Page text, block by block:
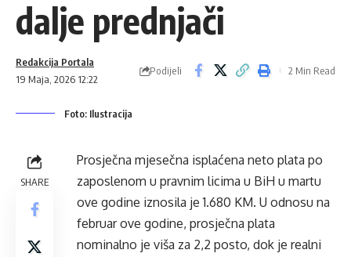
dalje prednjači
19 Maja, 2026 12:22
Redakcija Portala
Podijeli 2 Min Read
Foto: Ilustracija
SHARE
Prosječna mjesečna isplaćena neto plata po
zaposlenom u pravnim licima u BiH u martu
ove godine iznosila je 1.680 KM. U odnosu na
februar ove godine, prosječna plata
nominalno je viša za 2,2 posto, dok je realni